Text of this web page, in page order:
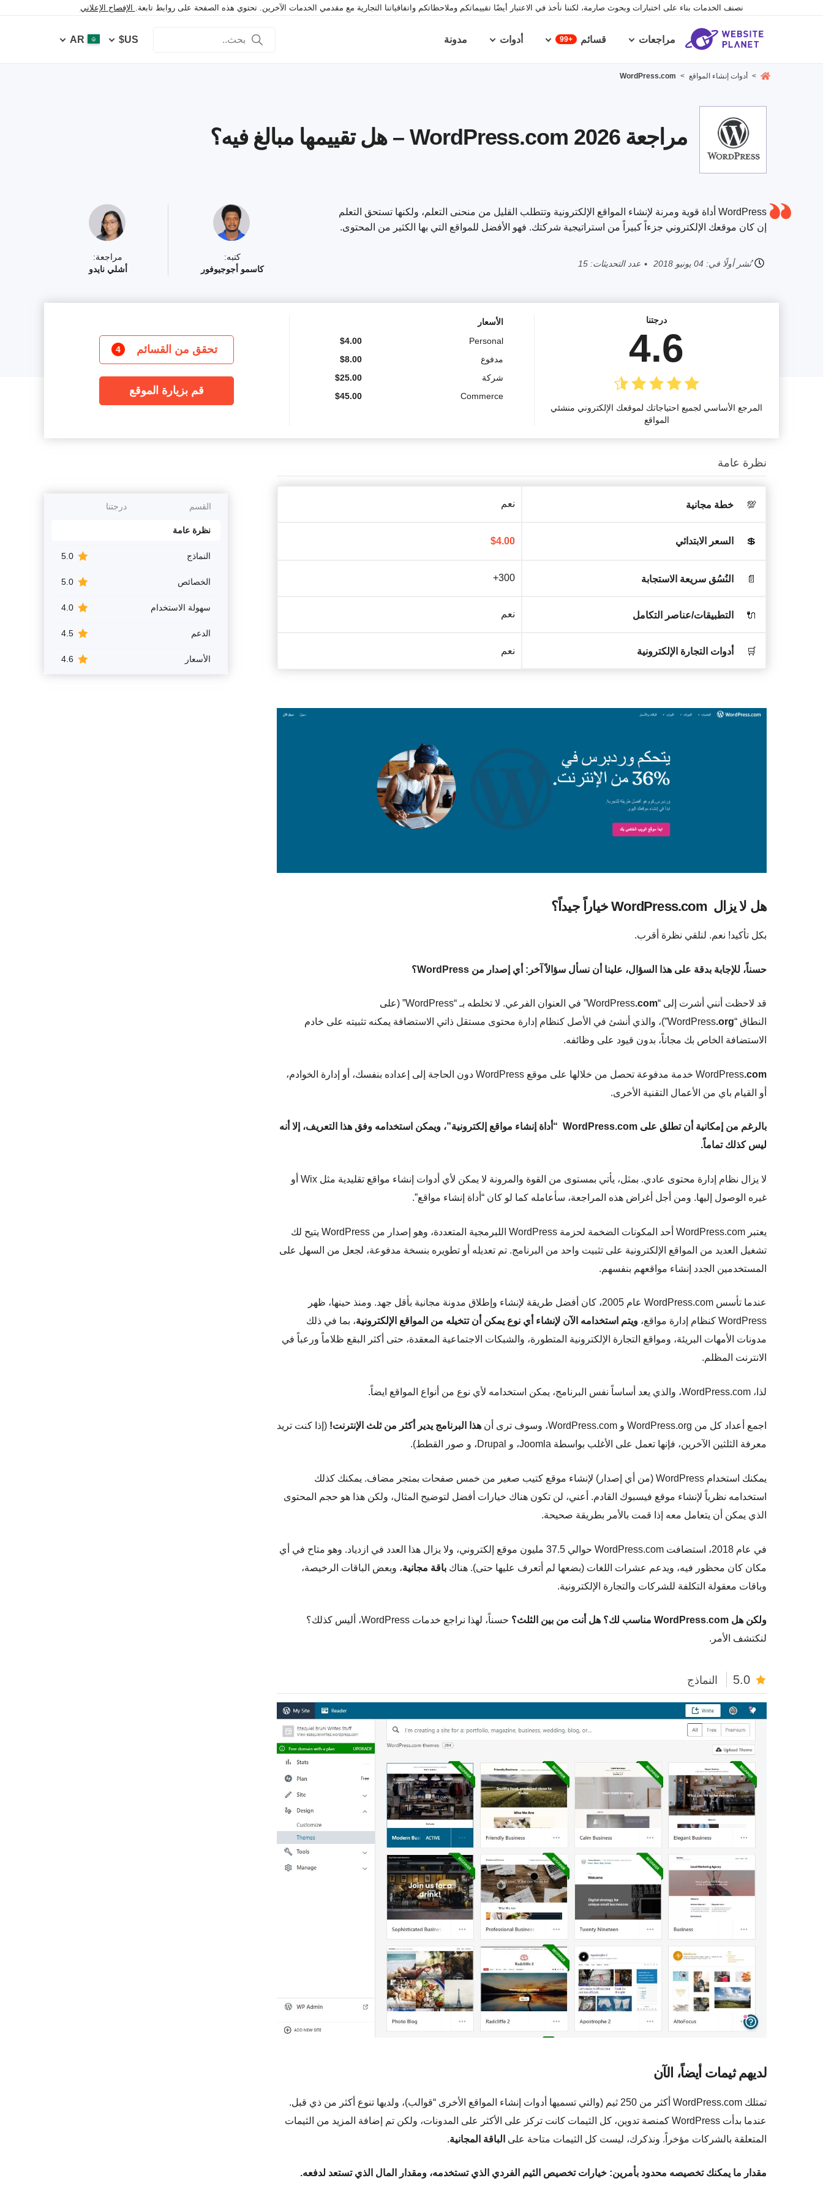
نصنف الخدمات بناء على اختبارات وبحوث صارمة، لكننا نأخذ في الاعتبار أيضًا تقييماتكم وملاحظاتكم واتفاقياتنا التجارية مع مقدمي الخدمات الآخرين. تحتوي هذه الصفحة على روابط تابعة. الإفصاح الإعلاني
مراجعات قسائم 99+ أدوات مدونة US$
AR
> أدوات إنشاء المواقع >
WordPress.com
مراجعة WordPress.com 2026 – هل تقييمها مبالغ فيه؟
مراجعة:
أشلي نايدو
كتبه:
كاسمو أجوجيوفور
WordPress أداة قوية ومرنة لإنشاء المواقع الإلكترونية وتتطلب القليل من منحنى التعلم، ولكنها تستحق التعلم
إن كان موقعك الإلكتروني جزءاً كبيراً من استراتيجية شركتك. فهو الأفضل للمواقع التي بها الكثير من المحتوى.
نُشر أولًا في: 04 يونيو 2018 عدد التحديثات: 15
درجتنا
4.6
المرجع الأساسي لجميع احتياجاتك لموقعك الإلكتروني منشئي
المواقع
الأسعار
Personal
$4.00
مدفوع
$8.00
شركة
$25.00
Commerce
$45.00
تحقق من القسائم 4
قم بزيارة الموقع
نظرة عامة
💯 خطة مجانية نعم
💲 السعر الابتدائي $4.00
📄 النُسُق سريعة الاستجابة 300+
🔌 التطبيقات/عناصر التكامل نعم
🛒 أدوات التجارة الإلكترونية نعم
هل لا يزال WordPress.com خياراً جيداً؟
بكل تأكيد! نعم. لنلقي نظرة أقرب.
حسناً، للإجابة بدقة على هذا السؤال، علينا أن نسأل سؤالاً آخر: أي إصدار من WordPress؟
قد لاحظت أنني أشرت إلى “WordPress.com
” في العنوان الفرعي. لا تخلطه بـ “WordPress” (على
النطاق “WordPress.org
”)، والذي أنشئ في الأصل كنظام إدارة محتوى مستقل ذاتي الاستضافة يمكنه تثبيته على خادم
الاستضافة الخاص بك مجاناً، بدون قيود على وظائفه.
WordPress.com
خدمة مدفوعة تحصل من خلالها على موقع WordPress دون الحاجة إلى إعداده بنفسك، أو إدارة الخوادم،
أو القيام باي من الأعمال التقنية الأخرى.
بالرغم من إمكانية أن تطلق على WordPress.com
“أداة إنشاء مواقع إلكترونية”، ويمكن استخدامه وفق هذا التعريف، إلا أنه
ليس كذلك تماماً.
لا يزال نظام إدارة محتوى عادي. بمثل، يأتي بمستوى من القوة والمرونة لا يمكن لأي أدوات إنشاء مواقع تقليدية مثل Wix أو
غيره الوصول إليها. ومن أجل أغراض هذه المراجعة، سأعامله كما لو كان “أداة إنشاء مواقع”.
يعتبر WordPress.com أحد المكونات الضخمة لحزمة WordPress اللبرمجية المتعددة، وهو إصدار من WordPress يتيح لك
تشغيل العديد من المواقع الإلكترونية على تثبيت واحد من البرنامج. تم تعديله أو تطويره بنسخة مدفوعة، لجعل من السهل على
المستخدمين الجدد إنشاء مواقعهم بنفسهم.
عندما تأسس WordPress.com عام 2005، كان أفضل طريقة لإنشاء وإطلاق مدونة مجانية بأقل جهد. ومنذ حينها، ظهر
WordPress كنظام إدارة مواقع،
ويتم استخدامه الآن لإنشاء أي نوع يمكن أن تتخيله من المواقع الإلكترونية، بما في ذلك
مدونات الأمهات البريئة، ومواقع التجارة الإلكترونية المتطورة، والشبكات الاجتماعية المعقدة، حتى أكثر البقع ظلاماً ورعباً في
الانترنت المظلم.
لذا، WordPress.com، والذي يعد أساساً نفس البرنامج، يمكن استخدامه لأي نوع من أنواع المواقع ايضاً.
اجمع أعداد كل من WordPress.org و WordPress.com، وسوف ترى أن هذا البرنامج يدير أكثر من ثلث الإنترنت! (إذا كنت تريد
معرفة الثلثين الآخرين، فإنها تعمل على الأغلب بواسطة Joomla، و Drupal، و صور القطط).
يمكنك استخدام WordPress (من أي إصدار) لإنشاء موقع كتيب صغير من خمس صفحات بمتجر مضاف. يمكنك كذلك
استخدامه نظرياً لإنشاء موقع فيسبوك القادم. أعني، لن تكون هناك خيارات أفضل لتوضيح المثال، ولكن هذا هو حجم المحتوى
الذي يمكن أن يتعامل معه إذا قمت بالأمر بطريقة صحيحة.
في عام 2018، استضافت WordPress.com حوالي 37.5 مليون موقع إلكتروني، ولا يزال هذا العدد في ازدياد. وهو متاح في أي
مكان كان محظور فيه، ويدعم عشرات اللغات (بضعها لم أتعرف عليها حتى). هناك باقة مجانية، وبعض الباقات الرخيصة،
وباقات معقولة التكلفة للشركات والتجارة الإلكترونية.
ولكن هل WordPress .com مناسب لك؟ هل أنت من بين الثلث؟
حسناً، لهذا نراجع خدمات WordPress، أليس كذلك؟
لنكتشف الأمر.
5.0 النماذج
لديهم ثيمات أيضاً، الآن
تمتلك WordPress.com أكثر من 250 ثيم (والتي تسميها أدوات إنشاء المواقع الأخرى “قوالب)، ولديها تنوع أكثر من ذي قبل.
عندما بدأت WordPress كمنصة تدوين، كل الثيمات كانت تركز على الأكثر على المدونات، ولكن تم إضافة المزيد من الثيمات
المتعلقة بالشركات مؤخراً. ونذكرك، ليست كل الثيمات متاحة على الباقة المجانية.
مقدار ما يمكنك تخصيصه محدود بأمرين: خيارات تخصيص الثيم الفردي الذي تستخدمه، ومقدار المال الذي تستعد لدفعه.
القسم درجتنا
نظرة عامة
النماذج 5.0
الخصائص 5.0
سهولة الاستخدام 4.0
الدعم 4.5
الأسعار 4.6